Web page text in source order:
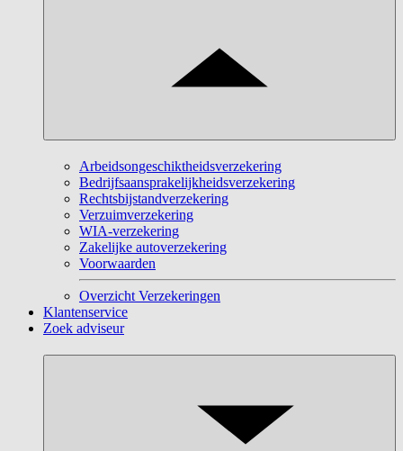
Arbeidsongeschiktheidsverzekering
Bedrijfsaansprakelijkheidsverzekering
Rechtsbijstandverzekering
Verzuimverzekering
WIA-verzekering
Zakelijke autoverzekering
Voorwaarden
Overzicht Verzekeringen
Klantenservice
Zoek adviseur